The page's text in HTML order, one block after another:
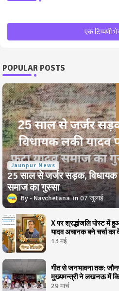
एक टिप्पणी
POPULAR POSTS
Jaunpur News
25 साल से जर्जर सड़क, विधायक
समाज का गुस्सा
Navchetana 07 जुलाई
X पर श्रद्धांजलि पोस्ट में
यादव अचानक बने चर्चा का
13 मई
गीत से जनभावना तक:
मुख्यमन्त्री ने लखनऊ में
29 मार्च